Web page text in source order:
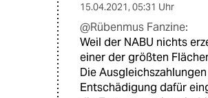
15.04.2021, 05:31 Uhr
@Rübenmus Fanzine:
Weil der NABU nichts
einer der größten
Die
Entschädigung dafür